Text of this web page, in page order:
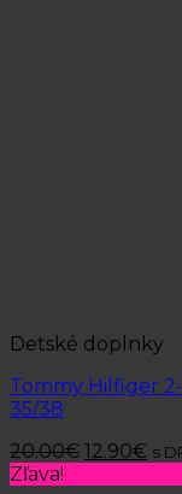
Detské doplnky
Tommy Hilfiger
35/38
20.00€ 12.90€ s
Zľava!